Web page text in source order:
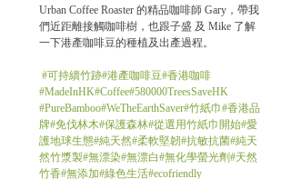
Urban Coffee Roaster 的精品咖啡師 Gary，帶我
們近距離接觸咖啡樹，也跟子盛 及 Mike 了解
一下港產咖啡豆的種植及出產過程。
#可持續竹跡#港產咖啡豆#香港咖啡
#MadeInHK#Coffee#580000TreesSaveHK
#PureBamboo#WeTheEarthSaver#竹紙巾#香港品
牌#免伐林木#保護森林#從選用竹紙巾開始#愛
護地球生態#純天然#柔軟堅韌#抗敏抗菌#純天
然竹漿製#無漂染#無漂白#無化學螢光劑#天然
竹香#無添加#綠色生活#ecofriendly